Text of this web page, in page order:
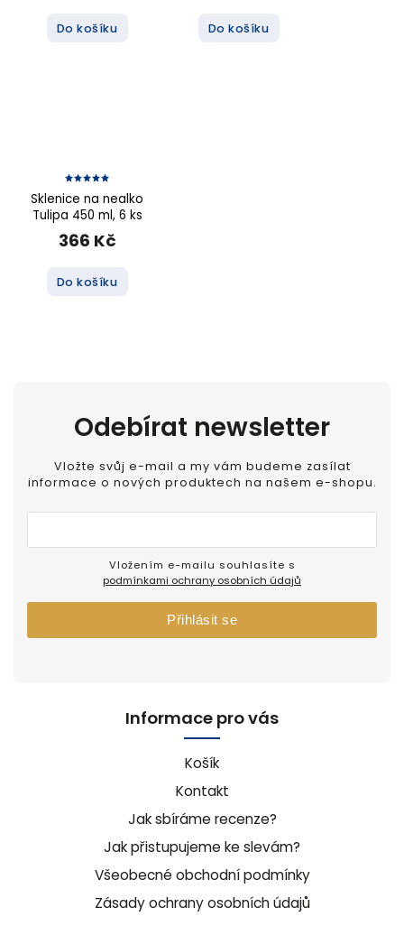
Do košíku Do košíku
Sklenice na nealko
Tulipa 450 ml, 6 ks
366 Kč
Do košíku
Odebírat newsletter
Vložte svůj e-mail a my vám budeme zasílat
informace o nových produktech na našem e-shopu.
podmínkami ochrany osobních údajů
Přihlásit se
Informace pro vás
Košík
Kontakt
Jak sbíráme recenze?
Jak přistupujeme ke slevám?
Všeobecné obchodní podmínky
Zásady ochrany osobních údajů